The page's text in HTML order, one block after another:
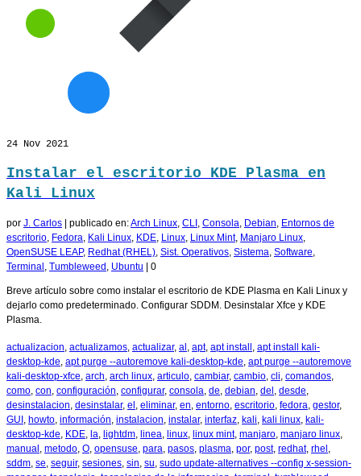
24 Nov 2021
Instalar el escritorio KDE Plasma en
Kali Linux
por J. Carlos publicado en:Arch Linux, CLI , Consola, Debian, Entornos de
escritorio, Fedora, Kali Linux, KDE, Linux, Linux Mint, Manjaro Linux,
OpenSUSE LEAP, Redhat (RHEL), Sist. Operativos, Sistema, Software,
Terminal , Tumbleweed , Ubuntu 0
Breve artículo sobre como instalar el escritorio de KDE Plasma en Kali Linux y
dejarlo como predeterminado. Configurar SDDM. Desinstalar Xfce y KDE
Plasma.
actualizacion, actualizamos, actualizar, al , apt, apt install , apt install kali-
desktop-kde, apt purge --autoremove kali-desktop-kde, apt purge --autoremove
kali-desktop-xfce, arch, arch linux, articulo, cambiar, cambio, cli, comandos,
como, con, configuración, configurar, consola, de, debian, del , desde,
desinstalacion, desinstalar, el , eliminar, en, entorno, escritorio, fedora, gestor,
GUI , howto, información, instalacion, instalar, interfaz, kali, kali linux, kali-
desktop-kde, KDE, la, lightdm, linea, linux, linux mint, manjaro, manjaro linux,
manual , metodo, O, opensuse, para, pasos, plasma, por, post, redhat, rhel ,
sddm, se, seguir, sesiones, sin, su, sudo update-alternatives --config x-session-